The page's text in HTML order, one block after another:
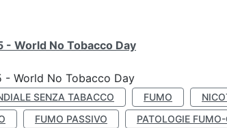
- World No Tobacco Day
- World No Tobacco Day
SENZA TABACCO FUMO
FUMO PASSIVO PATOLOGIE